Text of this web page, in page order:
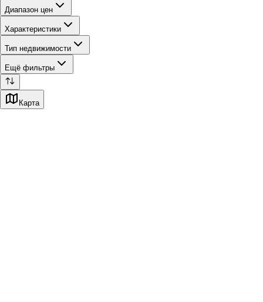
Диапазон цен
Характеристики
Тип недвижимости
Ещё фильтры
Карта